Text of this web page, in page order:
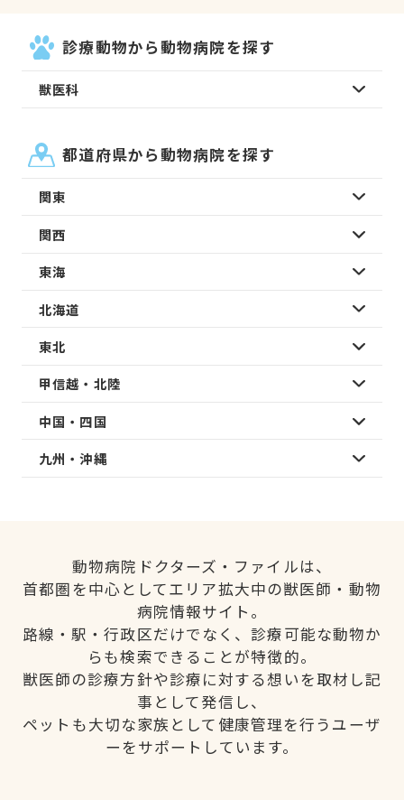
診療動物から動物病院を探す
獣医科
都道府県から動物病院を探す
関東
関西
東海
北海道
東北
甲信越・北陸
中国・四国
九州・沖縄
動物病院ドクターズ・ファイルは、
首都圏を中心としてエリア拡大中の獣医師・動物
病院情報サイト。
路線・駅・行政区だけでなく、診療可能な動物か
らも検索できることが特徴的。
獣医師の診療方針や診療に対する想いを取材し記
事として発信し、
ペットも大切な家族として健康管理を行うユーザ
ーをサポートしています。